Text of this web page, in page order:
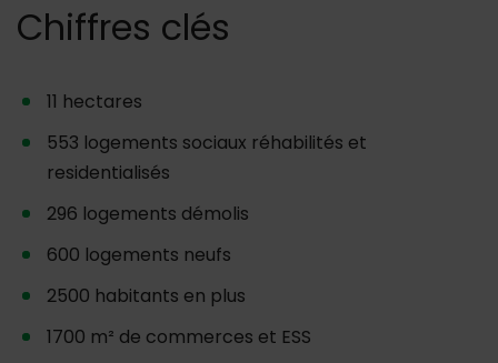
Chiffres clés
11 hectares
553 logements sociaux réhabilités et
residentialisés
296 logements démolis
600 logements neufs
2500 habitants en plus
1700 m² de commerces et ESS